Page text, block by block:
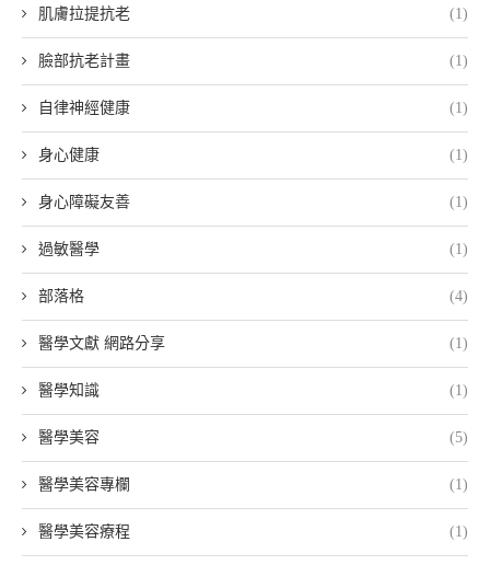
肌膚拉提抗老 (1)
臉部抗老計畫 (1)
自律神經健康 (1)
身心健康 (1)
身心障礙友善 (1)
過敏醫學 (1)
部落格 (4)
醫學文獻 網路分享 (1)
醫學知識 (1)
醫學美容 (5)
醫學美容專欄 (1)
醫學美容療程 (1)